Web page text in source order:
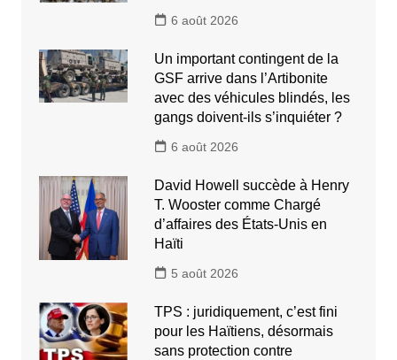
6 août 2026
Un important contingent de la
GSF arrive dans l’Artibonite
avec des véhicules blindés, les
gangs doivent-ils s’inquiéter ?
6 août 2026
David Howell succède à Henry
T. Wooster comme Chargé
d’affaires des États-Unis en
Haïti
5 août 2026
TPS : juridiquement, c’est fini
pour les Haïtiens, désormais
sans protection contre